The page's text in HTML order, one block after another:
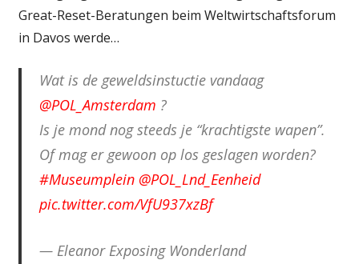
Great-Reset-Beratungen beim Weltwirtschaftsforum
in Davos werde…
Wat is de geweldsinstuctie vandaag
@POL_Amsterdam ?
Is je mond nog steeds je “krachtigste wapen”.
Of mag er gewoon op los geslagen worden?
#Museumplein @POL_Lnd_Eenheid
pic.twitter.com/VfU937xzBf
— Eleanor Exposing Wonderland